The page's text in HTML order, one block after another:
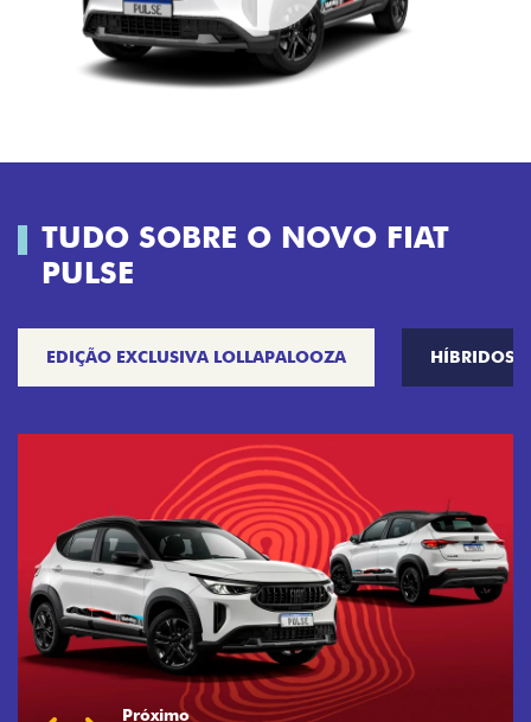
TUDO SOBRE O NOVO FIAT
PULSE
EDIÇÃO EXCLUSIVA LOLLAPALOOZA HÍBRIDOS